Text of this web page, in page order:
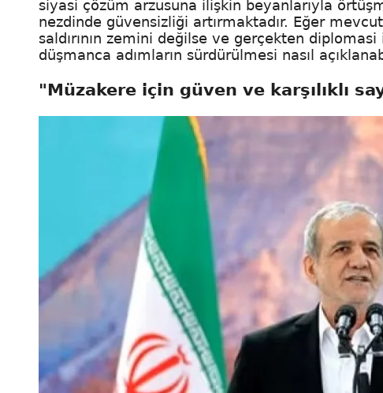
siyasi çözüm arzusuna ilişkin beyanlarıyla
nezdinde güvensizliği artırmaktadır. Eğer
saldırının zemini değilse ve gerçekten
düşmanca adımların sürdürülmesi nasıl
"Müzakere için güven ve karşılıklı